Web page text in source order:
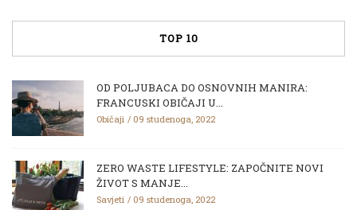
TOP 10
OD POLJUBACA DO OSNOVNIH MANIRA:
FRANCUSKI OBIČAJI U...
Običaji 09 studenoga, 2022
ZERO WASTE LIFESTYLE: ZAPOČNITE NOVI
ŽIVOT S MANJE...
Savjeti 09 studenoga, 2022